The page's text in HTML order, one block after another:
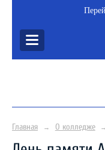
Главная → О колледже →